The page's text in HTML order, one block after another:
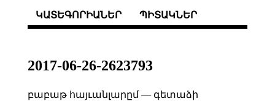
ԿԱՏԵԳՈՐԻԱՆԵՐ ՊԻՏԱԿՆԵՐ
2017-06-26-2623793
բաբաթ հայւանլարըմ — գետաձի